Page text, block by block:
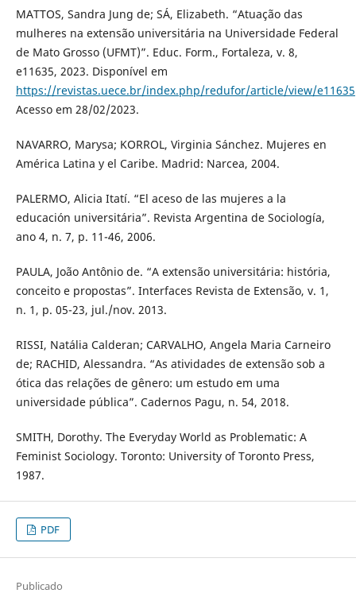
MATTOS, Sandra Jung de; SÁ, Elizabeth. “Atuação das
mulheres na extensão universitária na Universidade Federal
de Mato Grosso (UFMT)”. Educ. Form., Fortaleza, v. 8,
e11635, 2023. Disponível em
https://revistas.uece.br/index.php/redufor/article/view/e11635
Acesso em 28/02/2023.
NAVARRO, Marysa; KORROL, Virginia Sánchez. Mujeres en
América Latina y el Caribe. Madrid: Narcea, 2004.
PALERMO, Alicia Itatí. “El aceso de las mujeres a la
educación universitária”. Revista Argentina de Sociología,
ano 4, n. 7, p. 11-46, 2006.
PAULA, João Antônio de. “A extensão universitária: história,
conceito e propostas”. Interfaces Revista de Extensão, v. 1,
n. 1, p. 05-23, jul./nov. 2013.
RISSI, Natália Calderan; CARVALHO, Angela Maria Carneiro
de; RACHID, Alessandra. “As atividades de extensão sob a
ótica das relações de gênero: um estudo em uma
universidade pública”. Cadernos Pagu, n. 54, 2018.
SMITH, Dorothy. The Everyday World as Problematic: A
Feminist Sociology. Toronto: University of Toronto Press,
1987.
PDF
Publicado